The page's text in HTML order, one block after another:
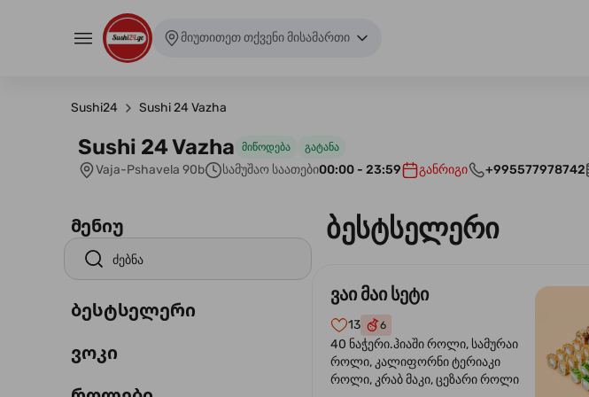
მიუთითეთ თქვენი მისამართი
Sushi24 Sushi 24 Vazha
Sushi 24 Vazha მიწოდება გატანა
Vaja-Pshavela 90b სამუშაო საათები00:00 - 23:59 განრიგი +995577978742
მენიუ
ბესტსელერი
ვოკი
ბესტსელერი
ვაი მაი სეტი
13 6
40 ნაჭერი.ჰიაში როლი, სამურაი
როლი, კალიფორნი ტერიაკი
როლი, კრაბ მაკი, ცეზარი როლი